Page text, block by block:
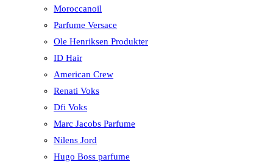
Moroccanoil
Parfume Versace
Ole Henriksen Produkter
ID Hair
American Crew
Renati Voks
Dfi Voks
Marc Jacobs Parfume
Nilens Jord
Hugo Boss parfume